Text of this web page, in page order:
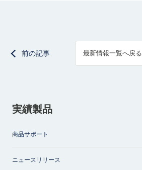
前の記事 最新情報一覧へ戻る
実績製品
商品サポート
ニュースリリース